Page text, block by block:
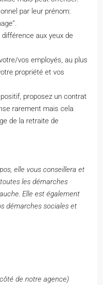
par leur prénom:
aux yeux de
vos employés, au plus
propriété et vos
proposez un contrat
rarement mais cela
de la retraite de
elle vous conseillera et
les démarches
Elle est également
démarches sociales et
de notre agence)